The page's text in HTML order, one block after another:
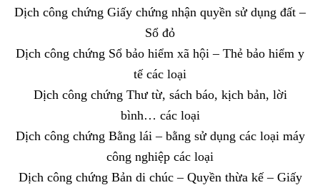
Dịch công chứng Giấy chứng nhận quyền sử dụng đất –
Sổ đỏ
Dịch công chứng Sổ bảo hiểm xã hội – Thẻ bảo hiểm y
tế các loại
Dịch công chứng Thư từ, sách báo, kịch bản, lời
bình… các loại
Dịch công chứng Bằng lái – bằng sử dụng các loại máy
công nghiệp các loại
Dịch công chứng Bản di chúc – Quyền thừa kế – Giấy